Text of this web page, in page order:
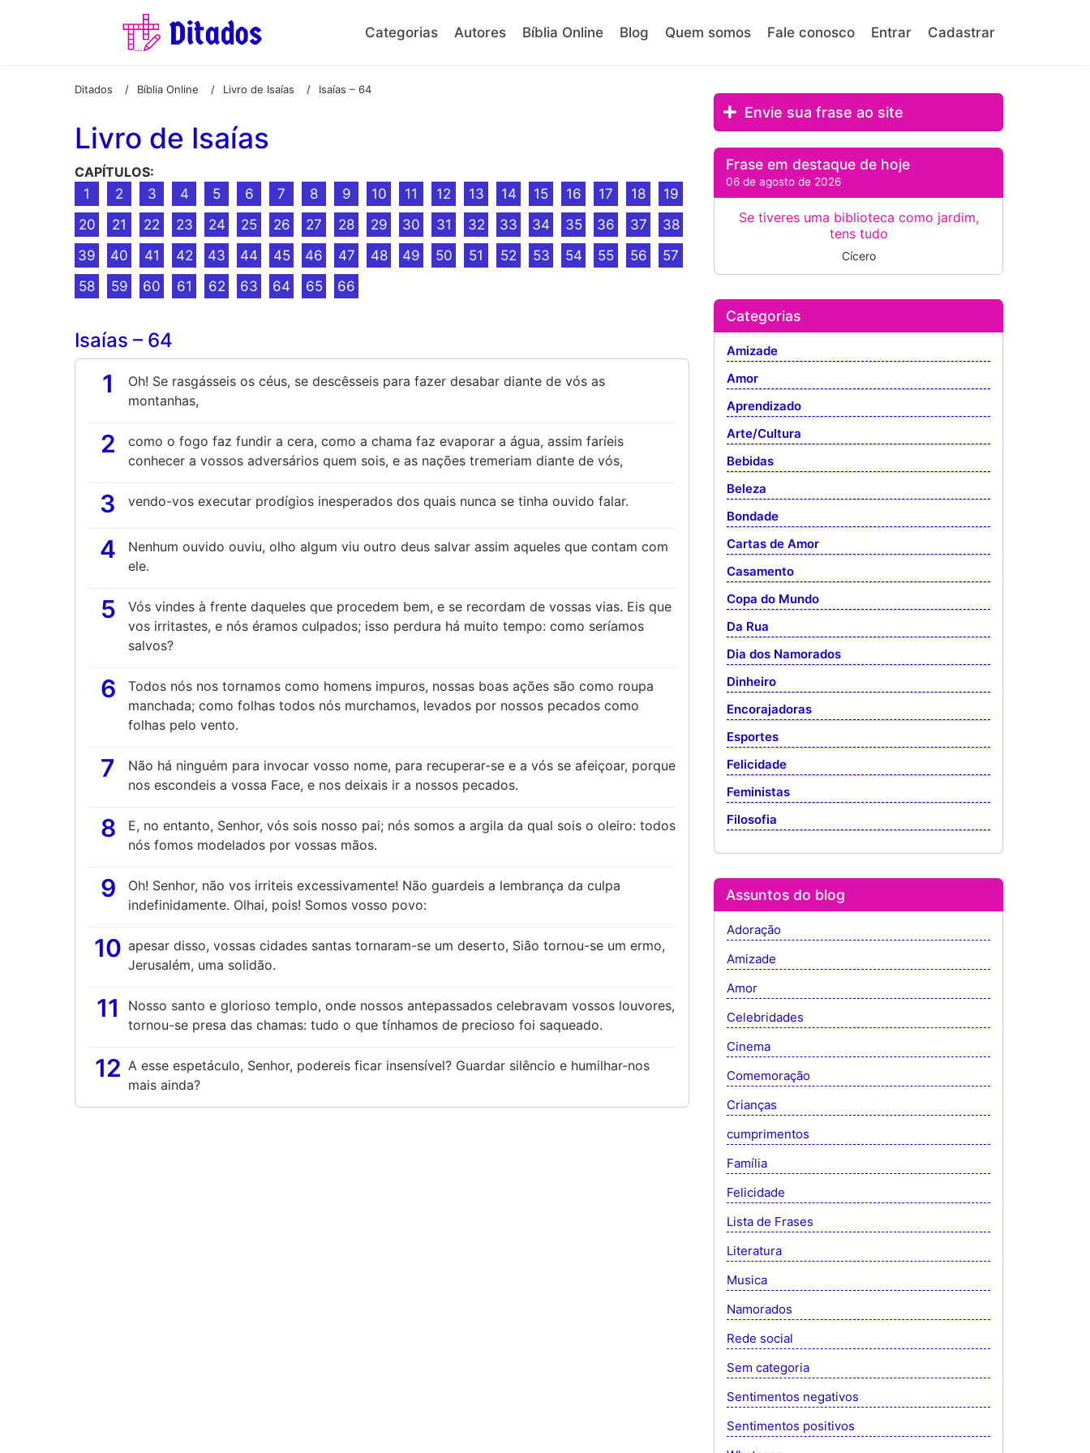
Categorias Autores Bíblia Online Blog Quem somos Fale conosco Entrar Cadastrar
Ditados / Bíblia Online / Livro de Isaías / Isaías – 64
Livro de Isaías
CAPÍTULOS:
1
2 3 4 5 6 7 8 9 10 11 12 13 14 15 16 17 18
19
20
21 22 23 24 25 26 27 28 29 30 31 32 33 34 35 36 37
38
39
40 41 42 43 44 45 46 47 48 49 50 51 52 53 54 55 56
57
58
59 60 61 62 63 64 65 66
Isaías – 64
1
Oh! Se rasgásseis os céus, se descêsseis para fazer desabar diante de vós as
montanhas,
2
como o fogo faz fundir a cera, como a chama faz evaporar a água, assim faríeis
conhecer a vossos adversários quem sois, e as nações tremeriam diante de vós,
3 vendo-vos executar prodígios inesperados dos quais nunca se tinha ouvido falar.
4
Nenhum ouvido ouviu, olho algum viu outro deus salvar assim aqueles que contam com
ele.
5
Vós vindes à frente daqueles que procedem bem, e se recordam de vossas vias. Eis que
vos irritastes, e nós éramos culpados; isso perdura há muito tempo: como seríamos
salvos?
6
Todos nós nos tornamos como homens impuros, nossas boas ações são como roupa
manchada; como folhas todos nós murchamos, levados por nossos pecados como
folhas pelo vento.
7
Não há ninguém para invocar vosso nome, para recuperar-se e a vós se afeiçoar, porque
nos escondeis a vossa Face, e nos deixais ir a nossos pecados.
8
E, no entanto, Senhor, vós sois nosso pai; nós somos a argila da qual sois o oleiro: todos
nós fomos modelados por vossas mãos.
9
Oh! Senhor, não vos irriteis excessivamente! Não guardeis a lembrança da culpa
indefinidamente. Olhai, pois! Somos vosso povo:
10 apesar disso, vossas cidades santas tornaram-se um deserto, Sião tornou-se um ermo,
Jerusalém, uma solidão.
11
Nosso santo e glorioso templo, onde nossos antepassados celebravam vossos louvores,
tornou-se presa das chamas: tudo o que tínhamos de precioso foi saqueado.
12 A esse espetáculo, Senhor, podereis ficar insensível? Guardar silêncio e humilhar-nos
mais ainda?
Envie sua frase ao site
Frase em destaque de hoje
06 de agosto de 2026
Se tiveres uma biblioteca como jardim,
tens tudo
Cícero
Categorias
Amizade
Amor
Aprendizado
Arte/Cultura
Bebidas
Beleza
Bondade
Cartas de Amor
Casamento
Copa do Mundo
Da Rua
Dia dos Namorados
Dinheiro
Encorajadoras
Esportes
Felicidade
Feministas
Filosofia
Assuntos do blog
Adoração
Amizade
Amor
Celebridades
Cinema
Comemoração
Crianças
cumprimentos
Família
Felicidade
Lista de Frases
Literatura
Musica
Namorados
Rede social
Sem categoria
Sentimentos negativos
Sentimentos positivos